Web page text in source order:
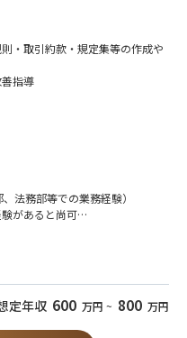
・取引約款・規定集等の作成や
指導
への対応
態勢の整備
の整備
法務部等での業務経験）
があると尚可
資格をお持ちの方（必須）
犯罪収益移転防止法等、業務に
等）のある方
定年収 600 万円 ~ 800 万円